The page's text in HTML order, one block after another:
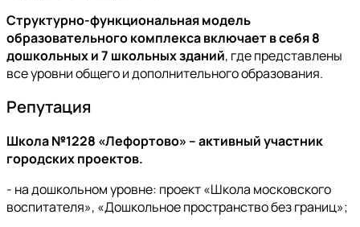
Структурно-функциональная модель
образовательного комплекса включает в себя 8
дошкольных и 7 школьных зданий, где представлены
все уровни общего и дополнительного образования.
Репутация
Школа №1228 «Лефортово» – активный участник
городских проектов.
- на дошкольном уровне: проект «Школа московского
воспитателя», «Дошкольное пространство без границ»;